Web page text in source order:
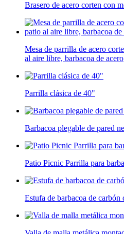
Brasero de acero corten con
Mesa de parrilla de acero
al aire libre, barbacoa de acero
Parrilla clásica de 40"
Barbacoa plegable de pared
Patio Picnic Parrilla para
Estufa de barbacoa de carbón